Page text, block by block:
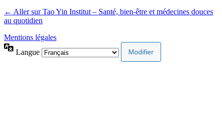
← Aller sur Tao Yin Institut – Santé, bien-être et médecines douces
au quotidien
Mentions légales
Langue